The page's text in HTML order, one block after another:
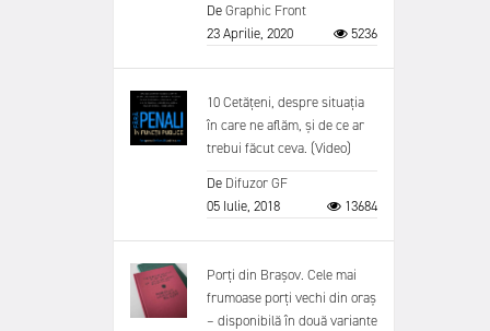
DeGraphic Front
23 Aprilie, 2020
5236
10 Cetățeni, despre situația
în care ne aflăm, și de ce ar
trebui făcut ceva. (Video)
De Difuzor GF
05 Iulie, 2018
13684
Porți din Brașov. Cele mai
frumoase porți vechi din oraș
– disponibilă în două variante